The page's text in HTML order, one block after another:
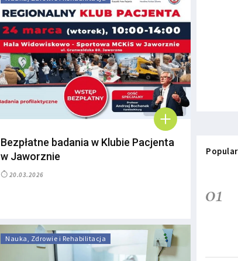
Bezpłatne badania w Klubie Pacjenta
w Jaworznie
20.03.2026
Nauka, Zdrowie i Rehabilitacja
01